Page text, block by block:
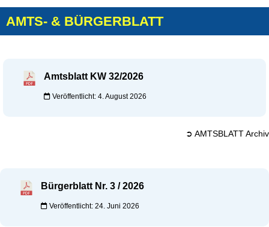
AMTS- & BÜRGERBLATT
Amtsblatt KW 32/2026
Veröffentlicht: 4. August 2026
➲ AMTSBLATT Archiv
Bürgerblatt Nr. 3 / 2026
Veröffentlicht: 24. Juni 2026